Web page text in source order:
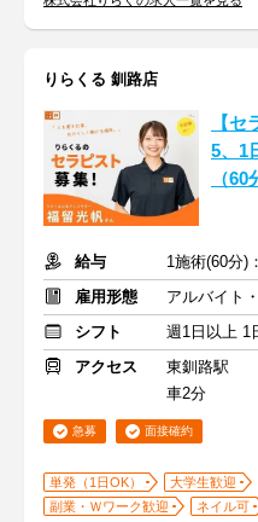
りらくる 釧路店
【
5、1
（
給与
1施術(60分)
雇用形態
アルバイト
シフト
週1日以上 1
アクセス
東釧路駅
車2分
急募 面接確約
単発（1日OK） 大学生歓迎
副業・Ｗワーク歓迎
ネイル可